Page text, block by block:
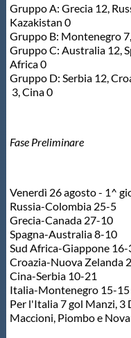
Gruppo A: Grecia 12,
Kazakistan 0
Gruppo B: Montenegro
Gruppo C: Australia 12,
Africa 0
Gruppo D: Serbia 12,
3, Cina 0
Fase Preliminare
Venerdì 26 agosto - 1^
Russia-Colombia 25-5
Grecia-Canada 27-10
Spagna-Australia 8-10
Sud Africa-Giappone 16-
Croazia-Nuova Zelanda
Cina-Serbia 10-21
Italia-Montenegro 15-15
Per l'Italia 7 gol Manzi, 3
Maccioni, Piombo e